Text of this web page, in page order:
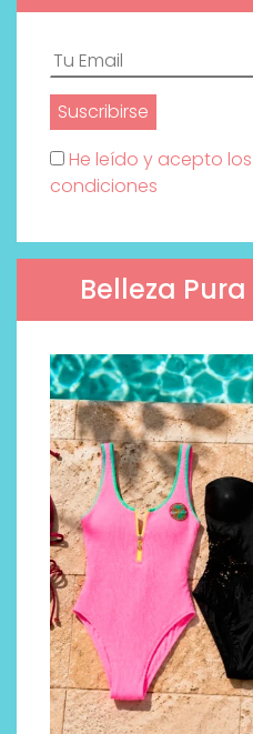
He leído y acepto
condiciones
Belleza